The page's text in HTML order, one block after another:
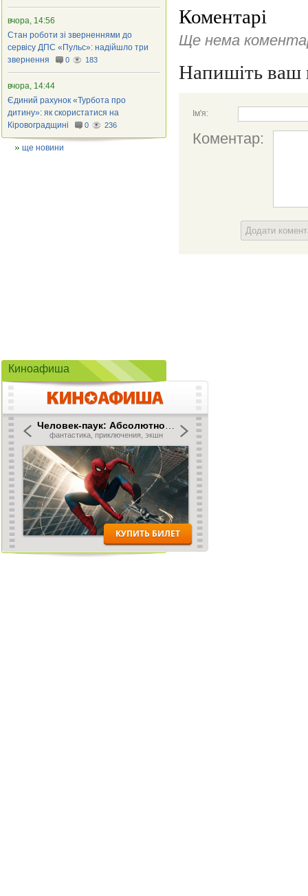
Коментарі
Ще нема
Напишіть ваш
Ім'я:
Коментар:
Додати
вчора, 14:56
Стан роботи зі зверненнями до
сервісу ДПС «Пульс»: надійшло три
звернення
0 183
вчора, 14:44
Єдиний рахунок «Турбота про
дитину»: як скористатися на
Кіровоградщині
0 236
ще новини
Киноафиша